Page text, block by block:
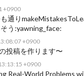
+0900
通り
う:yawning_face:
+0900
投稿を作ります〜
+0900
Real-World Problems